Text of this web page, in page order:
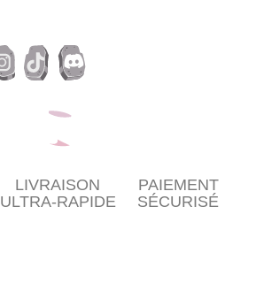
LIVRAISON
ULTRA-RAPIDE
PAIEMENT
SÉCURISÉ